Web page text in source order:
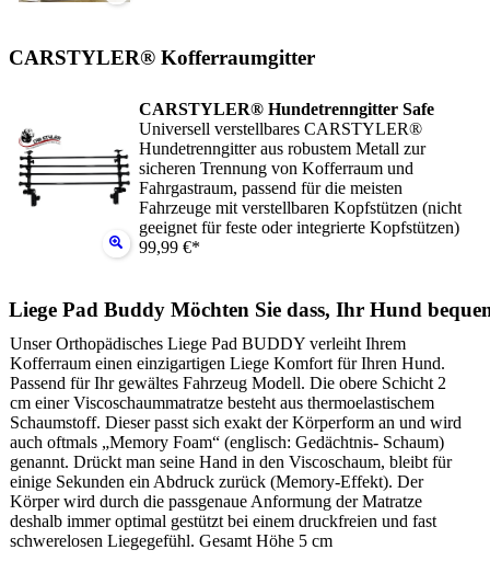
CARSTYLER® Kofferraumgitter
CARSTYLER® Hundetrenngitter Safe
Universell verstellbares CARSTYLER®
Hundetrenngitter aus robustem Metall zur
sicheren Trennung von Kofferraum und
Fahrgastraum, passend für die meisten
Fahrzeuge mit verstellbaren Kopfstützen (nicht
geeignet für feste oder integrierte Kopfstützen)
99,99 €*
Liege Pad Buddy Möchten Sie dass, Ihr Hund
Unser Orthopädisches Liege Pad BUDDY verleiht Ihrem
Kofferraum einen einzigartigen Liege Komfort für Ihren Hund.
Passend für Ihr gewältes Fahrzeug Modell. Die obere Schicht 2
cm einer Viscoschaummatratze besteht aus thermoelastischem
Schaumstoff. Dieser passt sich exakt der Körperform an und wird
auch oftmals „Memory Foam“ (englisch: Gedächtnis- Schaum)
genannt. Drückt man seine Hand in den Viscoschaum, bleibt für
einige Sekunden ein Abdruck zurück (Memory-Effekt). Der
Körper wird durch die passgenaue Anformung der Matratze
deshalb immer optimal gestützt bei einem druckfreien und fast
schwerelosen Liegegefühl. Gesamt Höhe 5 cm